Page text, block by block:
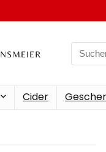
Search
for:
Cider